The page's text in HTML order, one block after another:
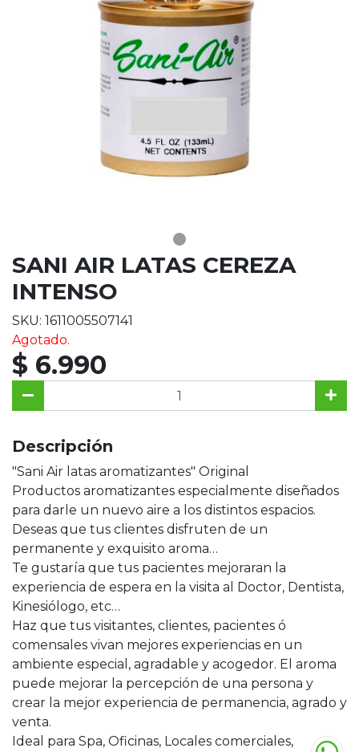
SANI AIR LATAS CEREZA
INTENSO
SKU: 1611005507141
Agotado.
$ 6.990
Descripción
"Sani Air latas aromatizantes" Original
Productos aromatizantes especialmente diseñados
para darle un nuevo aire a los distintos espacios.
Deseas que tus clientes disfruten de un
permanente y exquisito aroma…
Te gustaría que tus pacientes mejoraran la
experiencia de espera en la visita al Doctor, Dentista,
Kinesiólogo, etc…
Haz que tus visitantes, clientes, pacientes ó
comensales vivan mejores experiencias en un
ambiente especial, agradable y acogedor. El aroma
puede mejorar la percepción de una persona y
crear la mejor experiencia de permanencia, agrado y
venta.
Ideal para Spa, Oficinas, Locales comerciales,